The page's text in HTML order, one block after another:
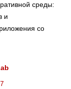
среды:
и
со